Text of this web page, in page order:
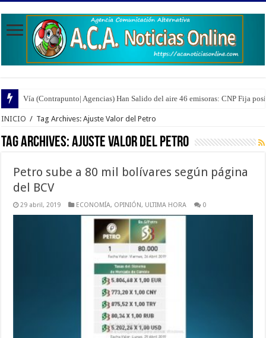
Vía (Contrapunto| Agencias) Han Salido del aire 46 emisoras: CNP Fija
INICIO / Tag Archives: Ajuste Valor del Petro
Tag Archives:Ajuste Valor del Petro
Petro sube a 80 mil bolívares según página
del BCV
29 abril, 2019 ECONOMÍA, OPINIÓN, ULTIMA HORA 0